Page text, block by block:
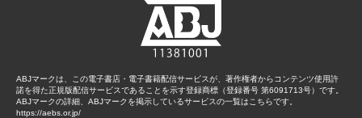
ABJマークは、この電子書店・電子書籍配信サービスが、著作権者からコンテンツ使用許
諾を得た正規版配信サービスであることを示す登録商標（登録番号 第6091713号）です。
ABJマークの詳細、ABJマークを掲示しているサービスの一覧はこちらです。
https://aebs.or.jp/